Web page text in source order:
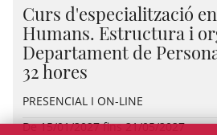
Curs d'especialització
Humans. Estructura i
Departament de
32 hores
PRESENCIAL I ON-LINE
De 15/01/2027 fins 21/05/2027